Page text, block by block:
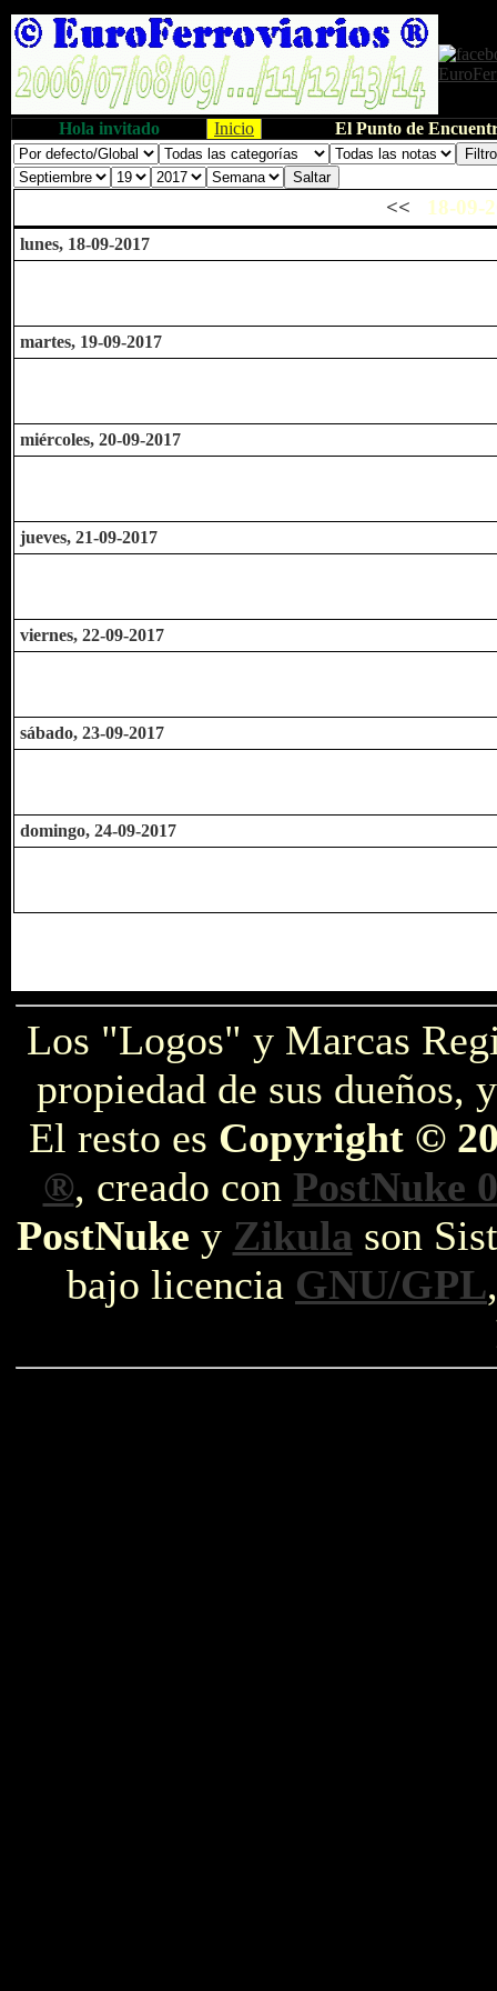
Hola invitado Inicio El Punto de
<< 18-09-
lunes, 18-09-2017
martes, 19-09-2017
miércoles, 20-09-2017
jueves, 21-09-2017
viernes, 22-09-2017
sábado, 23-09-2017
domingo, 24-09-2017
Los "Logos" y Marcas
propiedad de sus dueños,
El resto es Copyright ©
®, creado con PostNuke
PostNuke y Zikula son
bajo licencia GNU/GPL